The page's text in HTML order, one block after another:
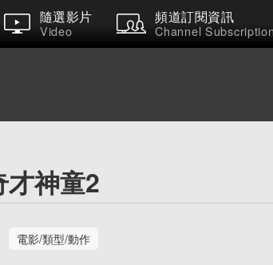
隨選影片
Video
頻道訂閱資訊
Channel
才神童2
電影/類型/動作